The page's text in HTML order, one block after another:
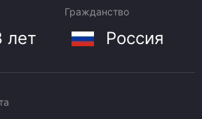
лет
Гражданство
Россия